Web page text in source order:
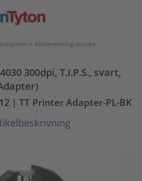
> Kabelmärkning skrivare
300dpi, T.I.P.S., svart,
| TT Printer Adapter-PL-BK